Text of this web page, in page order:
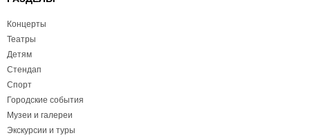
Концерты
Театры
Детям
Стендап
Спорт
Городские события
Музеи и галереи
Экскурсии и туры